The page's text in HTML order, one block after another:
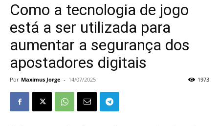
Como a tecnologia de jogo
está a ser utilizada para
aumentar a segurança dos
apostadores digitais
Por Maximus Jorge - 14/07/2025 1973